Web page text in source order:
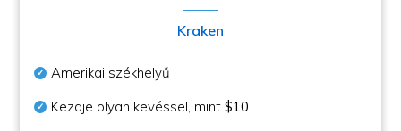
Kraken
Amerikai székhelyű
Kezdje olyan kevéssel, mint$10